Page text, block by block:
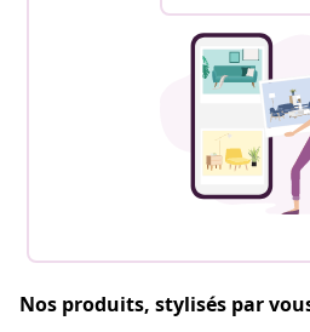
Nos produits, stylisés par